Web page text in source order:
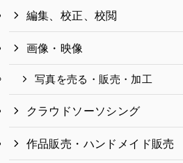
編集、校正、校閲
画像・映像
写真を売る・販売・加工
クラウドソーソシング
作品販売・ハンドメイド販売